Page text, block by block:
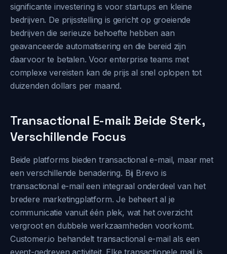
significante investering is voor startups en kleine
bedrijven. De prijsstelling is gericht op groeiende
bedrijven die serieuze behoefte hebben aan
geavanceerde automatisering en die bereid zijn
daarvoor te betalen. Voor enterprise teams met
complexe vereisten kan de prijs al snel oplopen tot
duizenden dollars per maand.
Transactional E-mail: Beide Sterk,
Verschillende Focus
Beide platforms bieden transactional e-mail, maar met
een verschillende benadering. Bij Brevo is
transactional e-mail een integraal onderdeel van het
bredere marketingplatform. Je beheert al je
communicatie vanuit één plek, wat het overzicht
vergroot en dubbele werkzaamheden voorkomt.
Customer.io behandelt transactional e-mail als een
event-gedreven activiteit. Elke transactionele mail is